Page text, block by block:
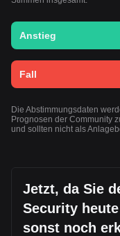
Anstieg
Fall
Die Abstimmungsdaten
Prognosen der Community
und sollten nicht als
Jetzt, da Sie
Security
sonst noch